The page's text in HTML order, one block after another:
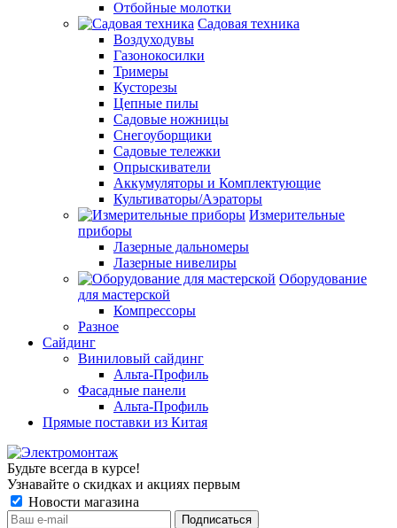
Отбойные молотки
Садовая техника
Воздуходувы
Газонокосилки
Тримеры
Кусторезы
Цепные пилы
Садовые ножницы
Снегоуборщики
Садовые тележки
Опрыскиватели
Аккумуляторы и Комплектующие
Культиваторы/Аэраторы
Измерительные
приборы
Лазерные дальномеры
Лазерные нивелиры
Оборудование
для мастерской
Компрессоры
Разное
Сайдинг
Виниловый сайдинг
Альта-Профиль
Фасадные панели
Альта-Профиль
Прямые поставки из Китая
Будьте всегда в курсе!
Узнавайте о скидках и акциях первым
Новости магазина